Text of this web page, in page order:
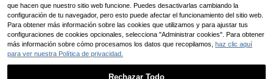
3 5 3
que hacen que nuestro sitio web funcione. Puedes desactivarlas cambiando la
configuración de tu navegador, pero esto puede afectar el funcionamiento del sitio web.
Para obtener más información sobre las cookies que utilizamos y para ajustar tus
configuraciones de cookies opcionales, selecciona "Administrar cookies". Para obtener
más información sobre cómo procesamos los datos que recopilamos, haz clic aquí
para ver nuestra Política de privacidad.
Rechazar Todo